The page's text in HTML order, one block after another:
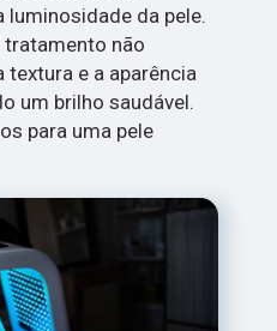
da pele.
tratamento não
textura e a aparência
um brilho saudável.
para uma pele